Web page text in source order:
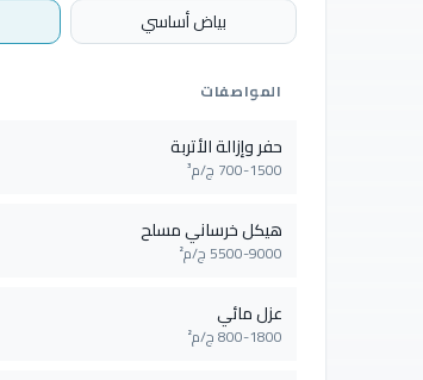
بياض أساسي
المواصفات
حفر وإزالة الأتربة
700-1500 ج/م³
هيكل خرساني مسلح
5500-9000 ج/م²
عزل مائي
800-1800 ج/م²